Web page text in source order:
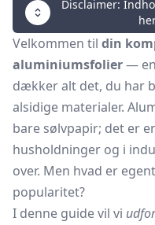
Disclaimer:
Velkommen til din
aluminiumsfolier—
dækker alt det, du har
alsidige materialer.
bare sølvpapir; det er
husholdninger og i
over. Men hvad er
popularitet?
I denne guide vil vi